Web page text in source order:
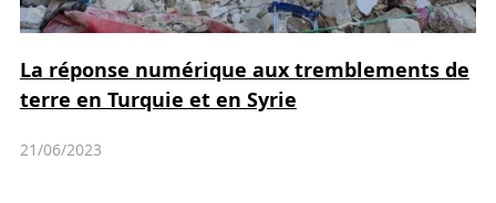
La réponse numérique aux tremblements de
terre en Turquie et en Syrie
21/06/2023